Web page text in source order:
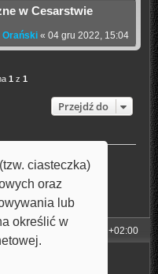
ciasteczka)
oraz
lub
określić w
w Cesarstwie
Orański« 04 gru 2022, 15:04
1 z1
Przejdź do
UTC+02:00